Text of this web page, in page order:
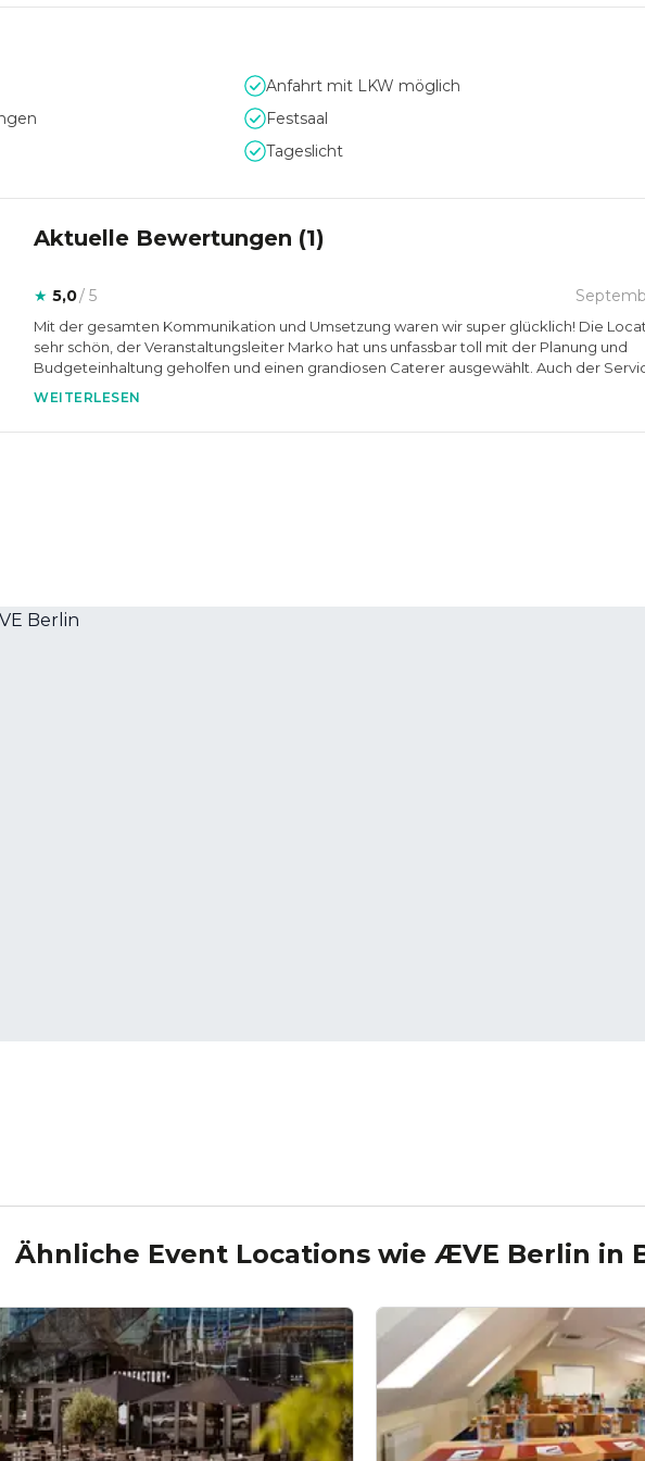
professionelle Eventinfrastruktur
Mischung aus urbanem Stil, kreativer Energie und hochwertiger technischer
Licht-, Sound- und DJ-Technik sowie die vielseitige Raumstruktur schaffen
Firmenveranstaltungen mit Erlebnischarakter. Unternehmen finden im
Anfahrt mit LKW möglich
Festsaal
Tageslicht
Aktuelle Bewertungen (1)
★ 5,0/ 5
Mit der gesamten Kommunikation und Umsetzung waren wir super glücklich! Die
sehr schön, der Veranstaltungsleiter Marko hat uns unfassbar toll mit der Planung und
Budgeteinhaltung geholfen und einen grandiosen Caterer ausgewählt. Auch der
WEITERLESEN
Ähnliche Event Locations wie ÆVE Berlin in